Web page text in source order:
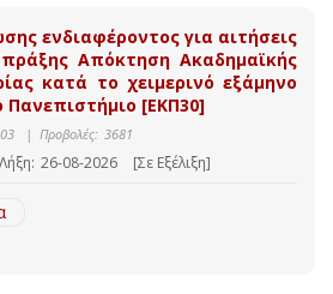
ενδιαφέροντος για αιτήσεις
Απόκτηση Ακαδημαϊκής
κατά το χειμερινό εξάμηνο
Πανεπιστήμιο [ΕΚΠ30]
| Προβολές: 3681
Λήξη: 26-08-2026 [Σε Εξέλιξη]